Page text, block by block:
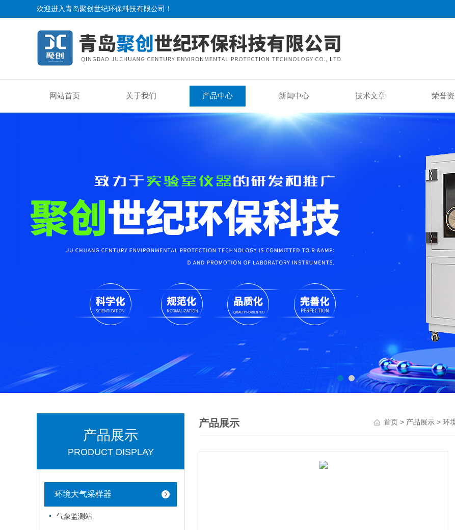
欢迎进入青岛聚创世纪环保科技有限公司！
网站首页 关于我们 产品中心 新闻中心 技术文章 荣誉
产品展示
PRODUCT DISPLAY
环境大气采样器
气象监测站
产品展示 首页 > 产品展示 > 环